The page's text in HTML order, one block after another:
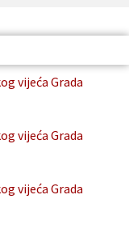
vijeća Grada
vijeća Grada
vijeća Grada